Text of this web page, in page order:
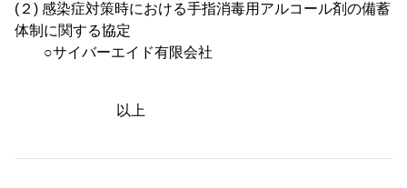
(２) 感染症対策時における手指消毒用アルコール剤の備蓄
体制に関する協定
○サイバーエイド有限会社
以上